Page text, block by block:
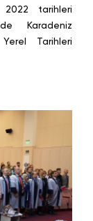
2022 tarihleri
Karadeniz
Tarihleri